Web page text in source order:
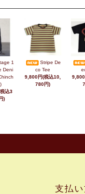
1
Deni
込3
)
Stripe De
co Tee
9,800円(税込10,
780円)
9,800
支払